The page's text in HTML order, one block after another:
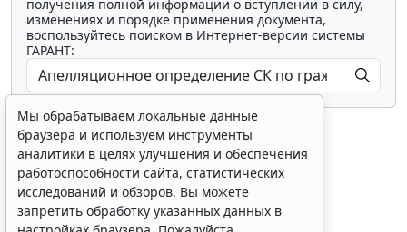
получения полной информации о вступлении в силу,
изменениях и порядке применения документа,
воспользуйтесь поиском в Интернет-версии системы
ГАРАНТ:
Показать все материалы
Мы обрабатываем локальные данные
браузера и используем инструменты
аналитики в целях улучшения и обеспечения
работоспособности сайта, статистических
исследований и обзоров. Вы можете
запретить обработку указанных данных в